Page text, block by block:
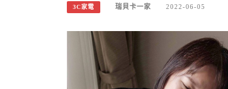
3C家電 瑞貝卡一家 2022-06-05